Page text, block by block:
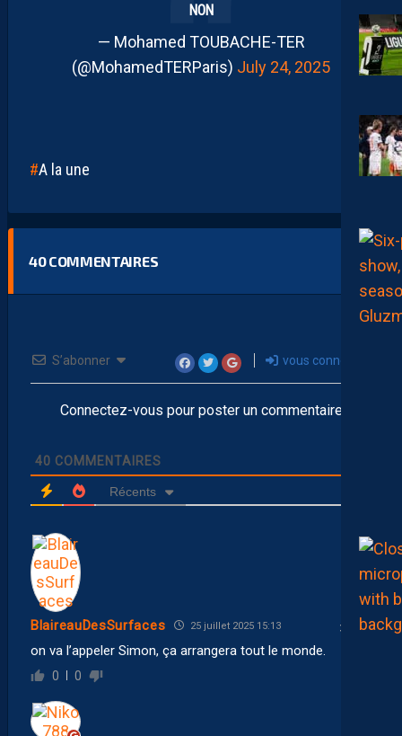
NON
— Mohamed TOUBACHE-TER
(@MohamedTERParis) July 24, 2025
A la une
40COMMENTAIRES
S’abonner vous connecter
Connectez-vous pour poster un commentaire
40 COMMENTAIRES
Récents
BlaireauDesSurfaces 25 juillet 2025 15:13
on va l’appeler Simon, ça arrangera tout le monde.
0 0